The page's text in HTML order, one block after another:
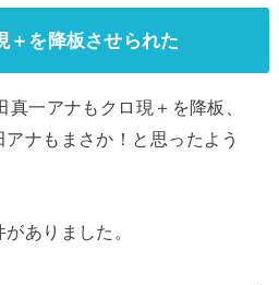
＋を降板させられた
一アナもクロ現＋を降板、
ナもまさか！と思ったよう
ありました。